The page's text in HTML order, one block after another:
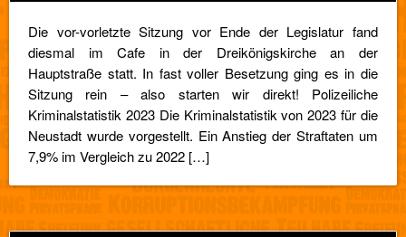
Die vor-vorletzte Sitzung vor Ende der Legislatur fand
diesmal im Cafe in der Dreikönigskirche an der
Hauptstraße statt. In fast voller Besetzung ging es in die
Sitzung rein – also starten wir direkt! Polizeiliche
Kriminalstatistik 2023 Die Kriminalstatistik von 2023 für die
Neustadt wurde vorgestellt. Ein Anstieg der Straftaten um
7,9% im Vergleich zu 2022 […]